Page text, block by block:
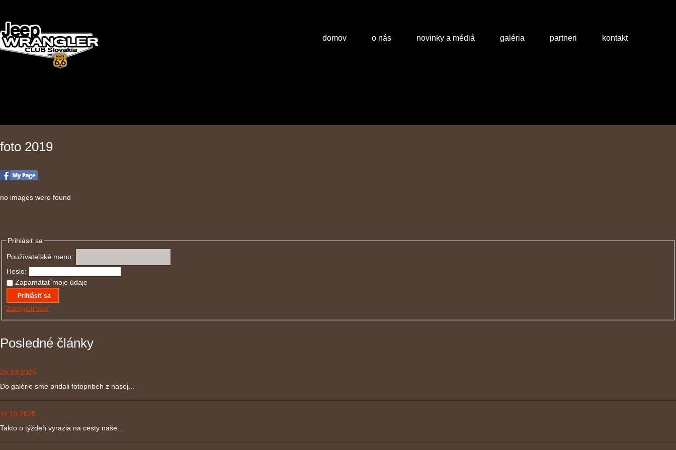
domov o nás novinky a médiá galéria partneri kontakt
foto 2019
no images were found
Prihlásiť sa
Používateľské meno:
Heslo:
Zapamätať moje údaje
Prihlásiť sa
Zaregistrovať
Posledné články
26.10.2025
Do galérie sme pridali fotopribeh z nasej...
11.10.2025
Takto o týždeň vyrazia na cesty naše...